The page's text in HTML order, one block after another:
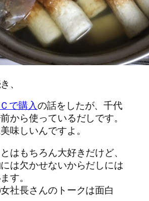
、
で購入の話をしたが、千代
から使っているだしです。
味しいんですよ。
はもちろん大好きだけど、
は欠かせないからだしには
す。
社長さんのトークは面白